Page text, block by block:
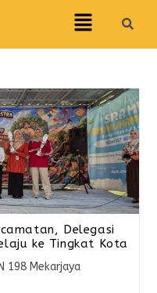
Delegasi
ke Tingkat Kota
198 Mekarjaya